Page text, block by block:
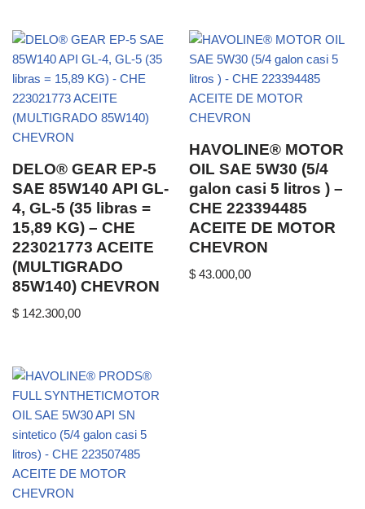
DELO® GEAR EP-5
SAE 85W140 API GL-
4, GL-5 (35 libras =
15,89 KG) – CHE
223021773 ACEITE
(MULTIGRADO
85W140) CHEVRON
$ 142.300,00
HAVOLINE® MOTOR
OIL SAE 5W30 (5/4
galon casi 5 litros ) –
CHE 223394485
ACEITE DE MOTOR
CHEVRON
$ 43.000,00